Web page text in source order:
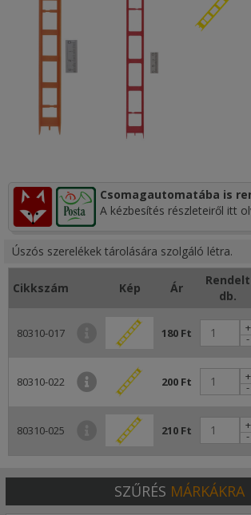
Csomagautomatába is
A kézbesítés részleteiről itt
Úszós szerelékek tárolására szolgáló létra.
Cikkszám Kép Ár
Rendelt
db.
80310-017 180 Ft -
+
80310-022 200 Ft -
+
80310-025 210 Ft -
+
SZŰRÉS MÁRKÁKRA